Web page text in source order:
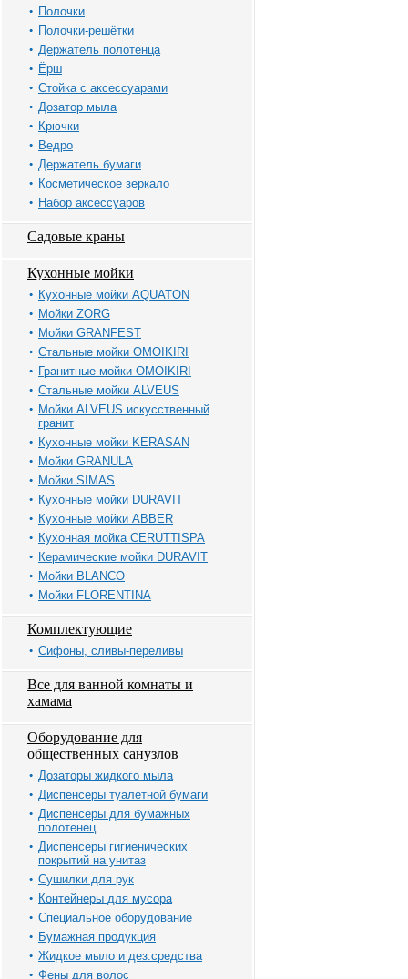
Полочки
Полочки-решётки
Держатель полотенца
Ёрш
Стойка с аксессуарами
Дозатор мыла
Крючки
Ведро
Держатель бумаги
Косметическое зеркало
Набор аксессуаров
Садовые краны
Кухонные мойки
Кухонные мойки AQUATON
Мойки ZORG
Мойки GRANFEST
Стальные мойки OMOIKIRI
Гранитные мойки OMOIKIRI
Стальные мойки ALVEUS
Мойки ALVEUS искусственный
гранит
Кухонные мойки KERASAN
Мойки GRANULA
Мойки SIMAS
Кухонные мойки DURAVIT
Кухонные мойки ABBER
Кухонная мойка CERUTTISPA
Керамические мойки DURAVIT
Мойки BLANCO
Мойки FLORENTINA
Комплектующие
Сифоны, сливы-переливы
Все для ванной комнаты и
хамама
Оборудование для
общественных санузлов
Дозаторы жидкого мыла
Диспенсеры туалетной бумаги
Диспенсеры для бумажных
полотенец
Диспенсеры гигиенических
покрытий на унитаз
Сушилки для рук
Контейнеры для мусора
Специальное оборудование
Бумажная продукция
Жидкое мыло и дез.средства
Фены для волос